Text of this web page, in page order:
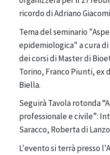
ricordo di Adriano
Tema del seminario "
epidemiologica" a cura
dei corsi di Master di
Torino, Franco Piunti, ex
Biella.
Seguirà Tavola rotonda
professionale e civile”:
Saracco, Roberta di
L'evento si terrà presso